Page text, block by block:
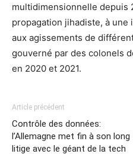
multidimensionnelle depuis
propagation jihadiste, à
aux agissements de
gouverné par des colonels
en 2020 et 2021.
Article précédent
Contrôle des données:
l’Allemagne met fin à son long
litige avec le géant de la tech